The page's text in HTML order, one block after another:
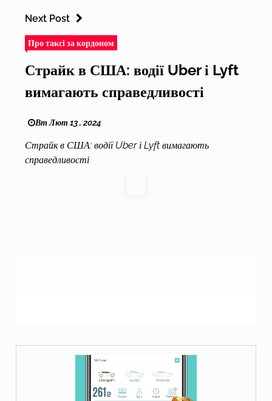
Next Post
Про таксі за кордоном
Страйк в США: водії Uber і Lyft
вимагають справедливості
Вт Лют 13 , 2024
Страйк в США: водії Uber і Lyft вимагають
справедливості